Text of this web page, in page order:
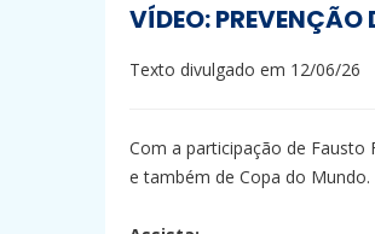
VÍDEO:
Texto divulgado em 12/06/26
Com a participação de Fausto
e também de Copa do Mundo.